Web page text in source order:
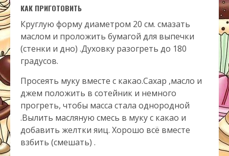
КАК ПРИГОТОВИТЬ
Круглую форму диаметром 20 см. смазать
маслом и проложить бумагой для выпечки
(стенки и дно) .Духовку разогреть до 180
градусов.
Просеять муку вместе с какао.Сахар ,масло и
джем положить в сотейник и немного
прогреть, чтобы масса стала однородной
.Вылить масляную смесь в муку с какао и
добавить желтки яиц. Хорошо всё вместе
взбить (смешать) .